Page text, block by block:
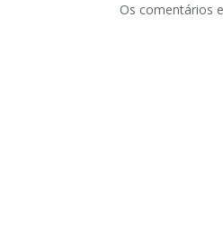
Os comentários